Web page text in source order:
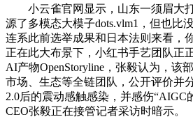
小云雀官网显示，山东一须眉大
源了多模态大模子dots.vlm1，但也
连系此前选举成果和日本法则来看，
正在此大布景下，小红书手艺团队正
AI产物OpenStoryline，张毅认为，该
市场、生态等全链团队，公开评价并
2.0后的震动感触感染，并感伤“AIGC
CEO张毅正在接管记者采访时暗示。